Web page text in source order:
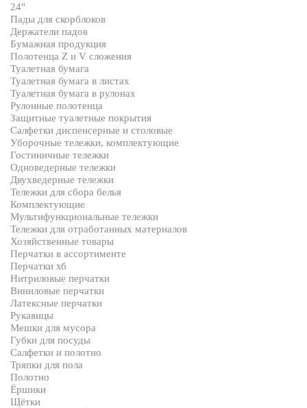
24"
Пады для скорблоков
Держатели падов
Бумажная продукция
Полотенца Z и V сложения
Туалетная бумага
Туалетная бумага в листах
Туалетная бумага в рулонах
Рулонные полотенца
Защитные туалетные покрытия
Салфетки диспенсерные и столовые
Уборочные тележки, комплектующие
Гостиничные тележки
Одноведерные тележки
Двухведерные тележки
Тележки для сбора белья
Комплектующие
Мультифункциональные тележки
Тележки для отработанных материалов
Хозяйственные товары
Перчатки в ассортименте
Перчатки хб
Нитриловые перчатки
Виниловые перчатки
Латексные перчатки
Рукавицы
Мешки для мусора
Губки для посуды
Салфетки и полотно
Тряпки для пола
Полотно
Ёршики
Щётки